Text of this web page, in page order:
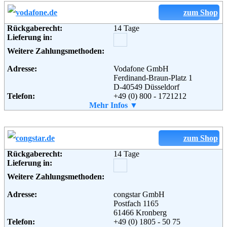
Informationen:
zum Shop
Rückgaberecht:
14 Tage
Lieferung in:
Weitere Zahlungsmethoden:
Adresse:
Vodafone GmbH
Ferdinand-Braun-Platz 1
D-40549 Düsseldorf
Telefon:
+49 (0) 800 - 1721212
+49 (0) 2102 - 986575
Weiterführende
Informationen:
Blog,AGB
Mehr Infos ▼
zum Shop
Rückgaberecht:
14 Tage
Lieferung in:
Weitere Zahlungsmethoden:
Adresse:
congstar GmbH
Postfach 1165
61466 Kronberg
Telefon:
+49 (0) 1805 - 50 75